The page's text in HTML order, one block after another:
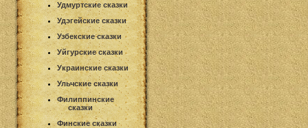
Удмуртские сказки
Удэгейские сказки
Узбекские сказки
Уйгурские сказки
Украинские сказки
Ульчские сказки
Филиппинские
сказки
Финские сказки